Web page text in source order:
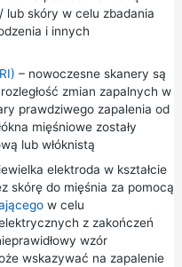
lub skóry w celu zbadania
i innych
– nowoczesne skanery są
zmian zapalnych w
prawdziwego zapalenia od
mięśniowe zostały
lub włóknistą
elektroda w kształcie
skórę do mięśnia za pomocą
w celu
z zakończeń
wzór
wskazywać na zapalenie